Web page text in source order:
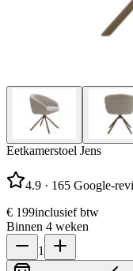
Eetkamerstoel Jens
4.9 · 165 Google-
€ 199inclusief btw
Binnen 4 weken
1